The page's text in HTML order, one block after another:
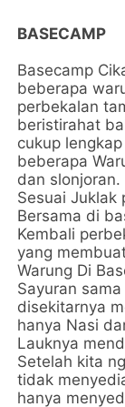
BASECAMP
Basecamp
beberapa
perbekalan
beristirahat
cukup
beberapa
dan slonjoran.
Sesuai Juklak
Bersama di
Kembali
yang
Warung Di
Sayuran
disekitarnya
hanya Nasi
Lauknya
Setelah kita
tidak
hanya